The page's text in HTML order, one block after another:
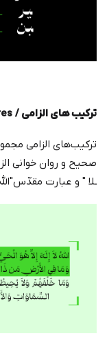
ترکیب ‌های الزامی /
ترکیب‌های الزامی
صحیح و روان خوانی
ـلا " و عبارت